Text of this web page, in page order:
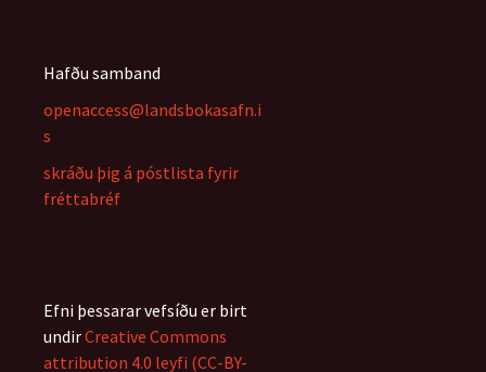
Hafðu samband
openaccess@landsbokasafn.i
s
skráðu þig á póstlista fyrir
fréttabréf
Efni þessarar vefsíðu er birt
undirCreative Commons
attribution 4.0 leyfi (CC-BY-